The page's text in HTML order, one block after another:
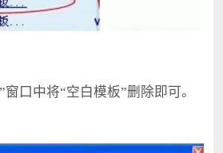
中将“空白模板”删除即可。